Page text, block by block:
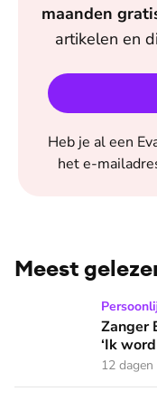
maanden
artikelen en
Heb je al een
het e-
Meest
Zanger Elbert Smelt
Zanger
‘Ik
12 dagen